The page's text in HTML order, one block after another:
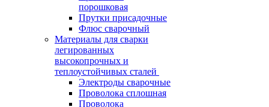
порошковая
Прутки присадочные
Флюс сварочный
Материалы для сварки
легированных
высокопрочных и
теплоустойчивых сталей
Электроды сварочные
Проволока сплошная
Проволока